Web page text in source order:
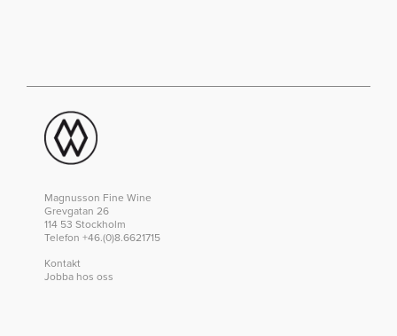
Kontakt
Jobba hos oss
Magnusson Fine Wine
Grevgatan 26
114 53 Stockholm
Telefon +46.(0)8.6621715